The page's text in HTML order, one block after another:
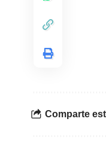
Comparte